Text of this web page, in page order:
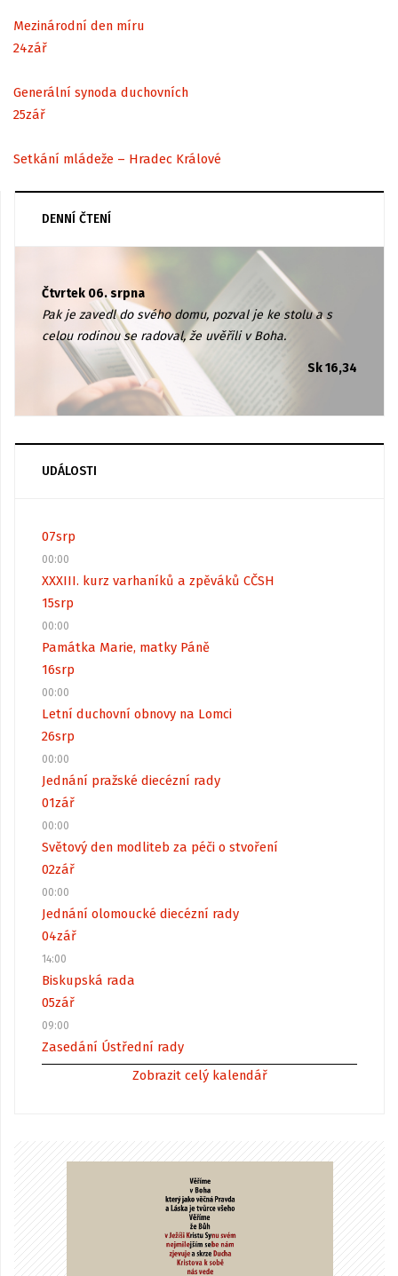
Mezinárodní den míru
24zář
Generální synoda duchovních
25zář
Setkání mládeže – Hradec Králové
DENNÍ ČTENÍ
Čtvrtek 06. srpna
Pak je zavedl do svého domu, pozval je ke stolu a s
celou rodinou se radoval, že uvěřili v Boha.
Sk 16,34
UDÁLOSTI
07srp
00:00
XXXIII. kurz varhaníků a zpěváků CČSH
15srp
00:00
Památka Marie, matky Páně
16srp
00:00
Letní duchovní obnovy na Lomci
26srp
00:00
Jednání pražské diecézní rady
01zář
00:00
Světový den modliteb za péči o stvoření
02zář
00:00
Jednání olomoucké diecézní rady
04zář
14:00
Biskupská rada
05zář
09:00
Zasedání Ústřední rady
Zobrazit celý kalendář